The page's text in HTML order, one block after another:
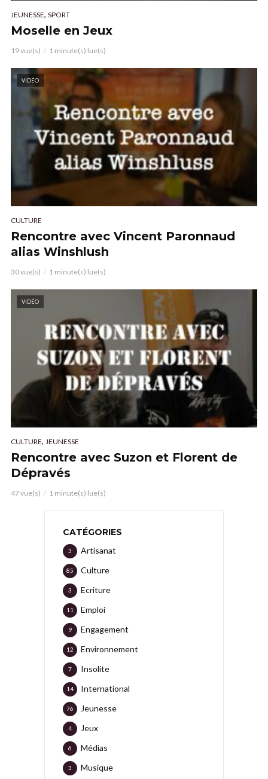
JEUNESSE, SPORT
Moselle en Jeux
19 vue(s) 1 minute(s) lue(s)
VIDÉO
CULTURE
Rencontre avec Vincent Paronnaud
alias Winshlush
30 vue(s) 1 minute(s) lue(s)
VIDÉO
CULTURE, JEUNESSE
Rencontre avec Suzon et Florent de
Dépravés
47 vue(s) 1 minute(s) lue(s)
CATÉGORIES
Artisanat
3
Culture
85
Ecriture
3
Emploi
11
Engagement
9
Environnement
12
Insolite
7
International
14
Jeunesse
76
Jeux
4
Médias
6
Musique
3